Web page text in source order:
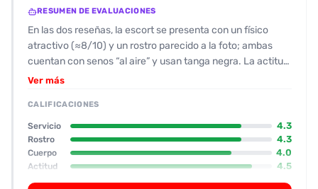
RESUMEN DE EVALUACIONES
En las dos reseñas, la escort se presenta con un físico
atractivo (≈8/10) y un rostro parecido a la foto; ambas
cuentan con senos “al aire” y usan tanga negra. La actitud
es de bienvenida y algo informal: responde rápido por
apartamento con un nombre ficticio. En cuanto a la calidad
del servicio, se destaca una excelente entrega oral (con
condón) que “pegó como ternero recién nacido”, y una
buena experiencia anal con lubricante y variaciones de
intensidad. Los clientes comentan que la escort “se mete
en el papel” y es implicada, aunque algunos consideran
Ver más
CALIFICACIONES
Servicio 4.3
Rostro 4.3
Cuerpo 4.0
Actitud 4.5